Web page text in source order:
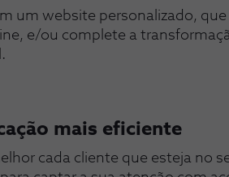
um website personalizado,
e/ou complete a
mais eficiente
cada cliente que esteja no